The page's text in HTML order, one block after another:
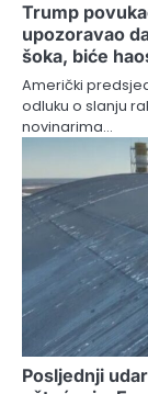
Trump
upozoravao
šoka, biće
Američki
odluku o slanju
novinarima…
Posljednji